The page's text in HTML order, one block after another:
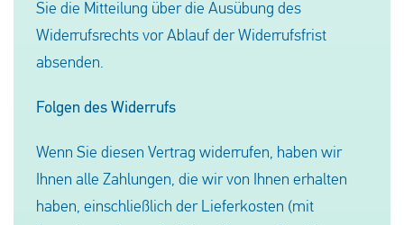
Sie die Mitteilung über die Ausübung des
Widerrufsrechts vor Ablauf der Widerrufsfrist
absenden.
Folgen des Widerrufs
Wenn Sie diesen Vertrag widerrufen, haben wir
Ihnen alle Zahlungen, die wir von Ihnen erhalten
haben, einschließlich der Lieferkosten (mit